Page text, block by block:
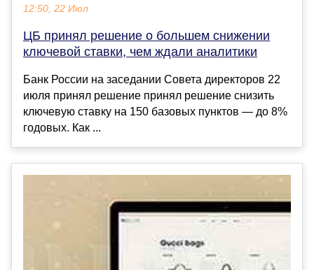
12:50, 22 Июл
ЦБ принял решение о большем снижении
ключевой ставки, чем ждали аналитики
Банк России на заседании Совета директоров 22
июля принял решение принял решение снизить
ключевую ставку на 150 базовых пунктов — до 8%
годовых. Как ...